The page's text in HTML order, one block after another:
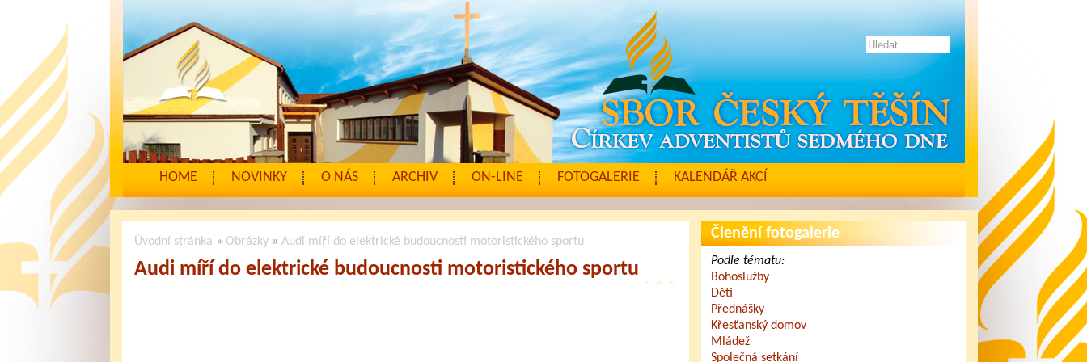
HOME NOVINKY O NÁS ARCHIV ON-LINE FOTOGALERIE KALENDÁŘ AKCÍ
Úvodní stránka » Obrázky» Audi míří do elektrické budoucnosti motoristického sportu
Audi míří do elektrické budoucnosti motoristického sportu
Členění fotogalerie
Podle tématu:
Bohoslužby
Děti
Přednášky
Křesťanský domov
Mládež
Společná setkání